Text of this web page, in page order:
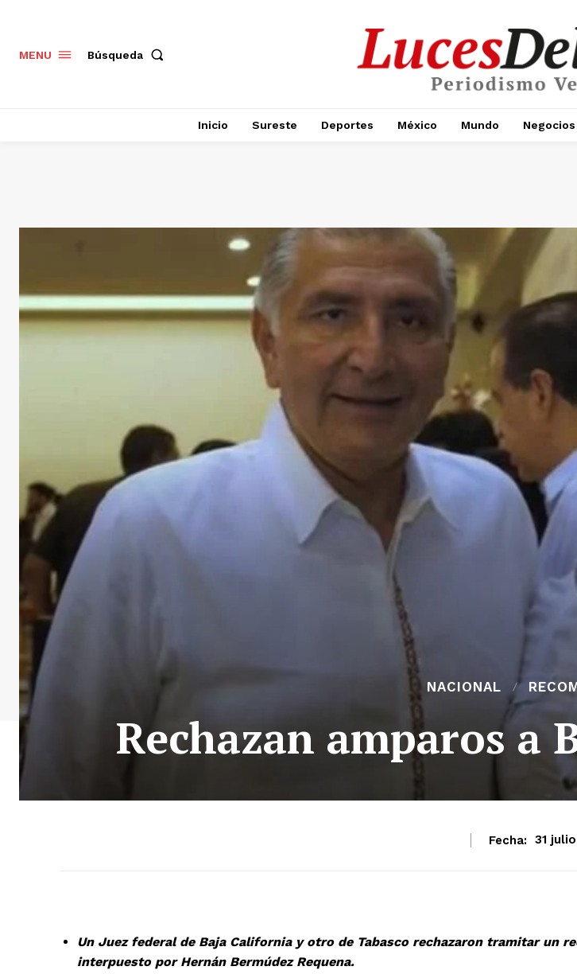
MENU Búsqueda
Inicio Sureste Deportes México Mundo Negocios
NACIONAL
Rechazan amparos a
Fecha: 31
Un Juez federal de Baja California y otro de Tabasco rechazaron tramitar un
interpuesto por Hernán Bermúdez Requena.